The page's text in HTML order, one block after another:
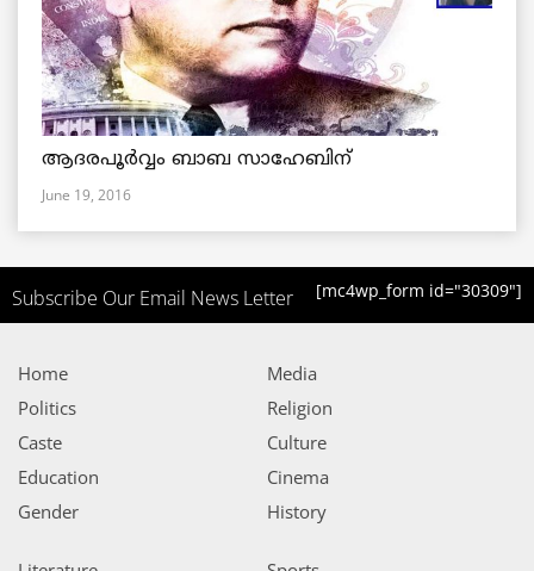
ആദരപൂര്‍വ്വം ബാബ സാഹേബിന്
June 19, 2016
Subscribe Our Email News Letter [mc4wp_form id="30309"]
Home
Politics
Caste
Education
Gender
Media
Religion
Culture
Cinema
History